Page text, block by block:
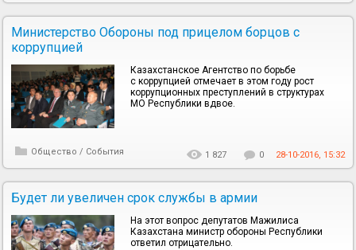
Министерство Обороны под прицелом борцов с
коррупцией
Казахстанское Агентство по борьбе
с коррупцией отмечает в этом году рост
коррупционных преступлений в структурах
МО Республики вдвое.
Общество / События 1 827 0 28-10-2016, 15:32
Будет ли увеличен срок службы в армии
На этот вопрос депутатов Мажилиса
Казахстана министр обороны Республики
ответил отрицательно.